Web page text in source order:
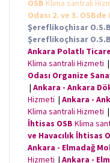
OSB Klima santrali
Odası 2. ve 3. OSBde
Şereflikoçhisar
Şereflikoçhisar
Ankara Polatlı
Klima santrali Hizmeti |
Odası Organize
| Ankara - Ankara
Hizmeti | Ankara -
Klima santrali Hizmeti |
İhtisas OSB Klima
ve Havacılık İhtisas
Ankara - Elmadağ
Hizmeti | Ankara -